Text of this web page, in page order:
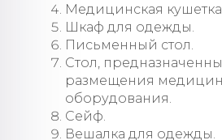
Медицинская
Шкаф для одежды.
Письменный стол.
Стол,
размещения
оборудования.
Сейф.
Вешалка для одежды.